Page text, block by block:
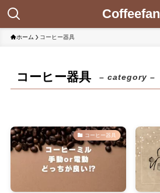
Coffeefan
ホーム コーヒー器具
コーヒー器具 – category –
コーヒー器具